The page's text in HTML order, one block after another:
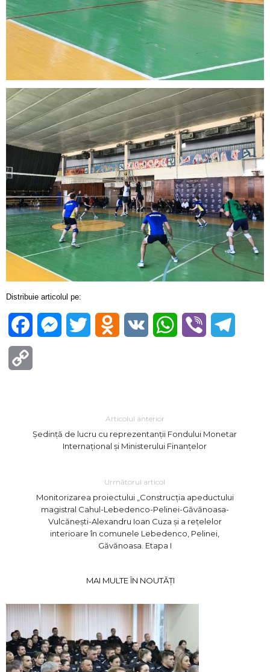
Distribuie articolul pe:
FacebookMessenger
Twitter Odnoklassniki
VK WhatsApp
Viber
Articolul anterior
Ședință de lucru cu reprezentanții Fondului Monetar
Internațional și Ministerului Finanțelor
Următorul articol
Monitorizarea proiectului „Construcția apeductului
magistral Cahul-Lebedenco-Pelinei-Găvănoasa-
Vulcănești-Alexandru Ioan Cuza și a rețelelor
interioare în comunele Lebedenco, Pelinei,
Găvănoasa. Etapa I
MAI MULTE ÎN NOUTĂȚI